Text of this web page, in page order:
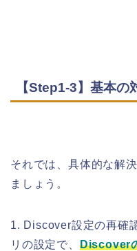
【Step1-3】基本の
それでは、具体的な解
ましょう。
1. Discover設定の再確
リの設定で、 Discover